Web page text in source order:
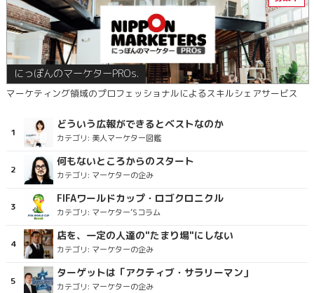
にっぽんのマーケターPROs.
マーケティング領域のプロフェッショナルによるスキルシェアサービス
どういう広報ができるとベストなのか
カテゴリ: 美人マーケター図鑑
何もないところからのスタート
カテゴリ: マーケターの企み
FIFAワールドカップ・ロゴクロニクル
カテゴリ: マーケター’Sコラム
店を、一定の人達の"たまり場"にしない
カテゴリ: マーケターの企み
ターゲットは「アクティブ・サラリーマン」
カテゴリ: マーケターの企み